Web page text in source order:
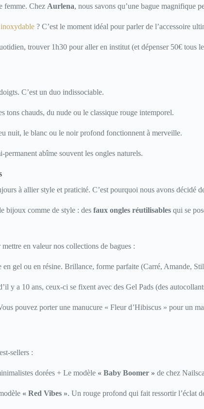
femme. Chez Aurlena, nous savons qu’une bague magnifique
? C’est le moment idéal pour parler de l’accessoire
trouver 1h30 pour aller en institut (et dépenser 50€ tous
C’est un duo indissociable.
tons chauds, du nude ou le classique rouge intemporel.
nuit, le blanc ou le noir profond fonctionnent à merveille.
abîme souvent les ongles naturels.
à allier style et praticité. C’est pourquoi nous avons décidé
bijoux comme de style : des faux ongles réutilisables qui se
en valeur nos collections de bagues :
en gel ou en résine. Brillance, forme parfaite (Carré, Amande,
y a 10 ans, ceux-ci se fixent avec des Gel Pads (des
pouvez porter une manucure « Fleur d’Hibiscus » pour un
sellers :
dorées + Le modèle « Baby Boomer » de chez
« Red Vibes ». Un rouge profond qui fait ressortir l’éclat